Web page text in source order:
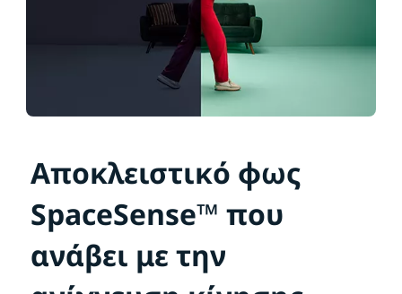
Αποκλειστικό φως
SpaceSense™ που
ανάβει με την